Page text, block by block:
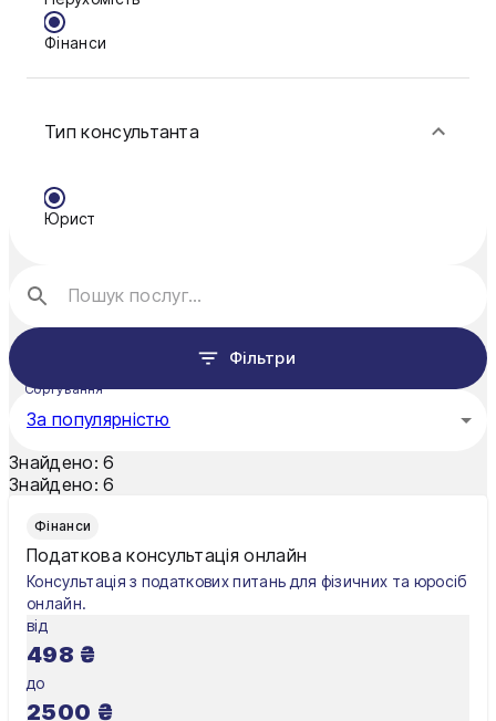
Ковель
Краматорськ
Кривий Ріг
Нікополь
Одеса
Павлоград
Полтава
Фінанси
Тип консультанта
Юрист
Фільтри
Сортування
За популярністю
Знайдено: 6
Знайдено: 6
Фінанси
Податкова консультація онлайн
Консультація з податкових питань для фізичних та юросіб
онлайн.
від
498 ₴
до
2500 ₴